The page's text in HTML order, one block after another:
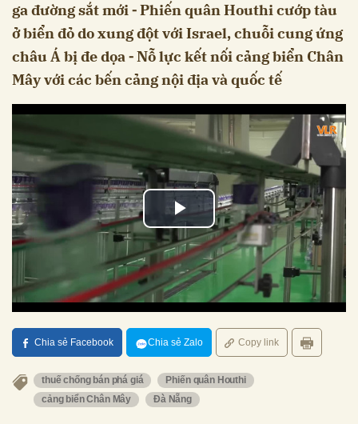
ga đường sắt mới ⁃ Phiến quân Houthi cướp tàu
ở biển đỏ do xung đột với Israel, chuỗi cung ứng
châu Á bị đe dọa ⁃ Nỗ lực kết nối cảng biển Chân
Mây với các bến cảng nội địa và quốc tế
Chia sẻ Facebook Chia sẻ Zalo Copy link
thuế chống bán phá giá
Phiến quân Houthi
cảng biển Chân Mây
Đà Nẵng